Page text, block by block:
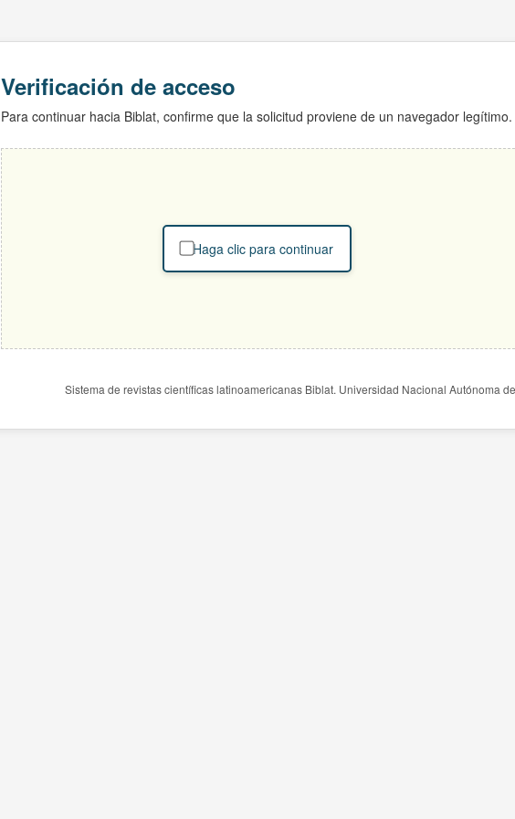
Verificación de acceso
Para continuar hacia Biblat, confirme que la solicitud proviene de un navegador legítimo.
Haga clic para continuar
Sistema de revistas científicas latinoamericanas Biblat. Universidad Nacional Autónoma